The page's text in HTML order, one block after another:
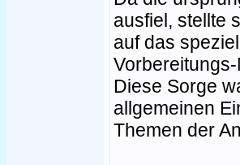
ausfiel, stellte
auf das
Diese Sorge
allgemeinen
Themen der